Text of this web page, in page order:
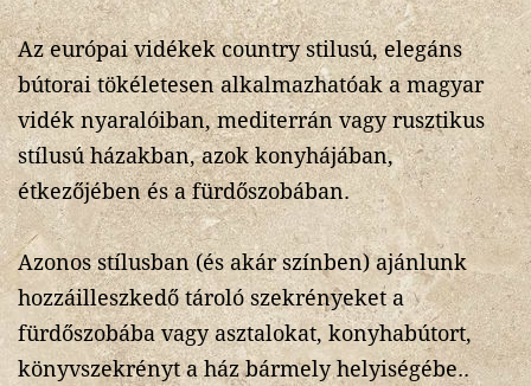
Az európai vidékek country stilusú, elegáns
bútorai tökéletesen alkalmazhatóak a magyar
vidék nyaralóiban, mediterrán vagy rusztikus
stílusú házakban, azok konyhájában,
étkezőjében és a fürdőszobában.
Azonos stílusban (és akár színben) ajánlunk
hozzáilleszkedő tároló szekrényeket a
fürdőszobába vagy asztalokat, konyhabútort,
könyvszekrényt a ház bármely helyiségébe..